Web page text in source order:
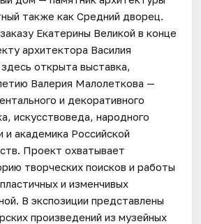
также как Средний дворец.
Екатерины Великой в конце
архитектора Василия
открыта выставка,
Валерия Малолеткова —
и декоративного
искусствоведа, народного
и академика Российской
Проект охватывает
творческих поисков и работы
и изменчивых
В экспозиции представлены
произведений из музейных